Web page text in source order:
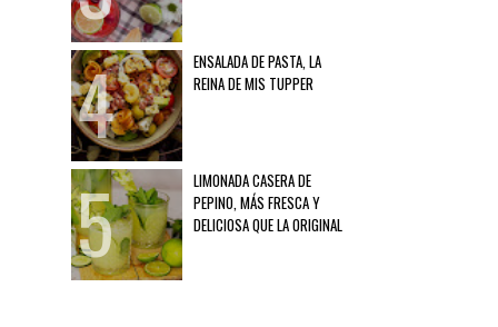
ENSALADA DE PASTA, LA
REINA DE MIS TUPPER
LIMONADA CASERA DE
PEPINO, MÁS FRESCA Y
DELICIOSA QUE LA ORIGINAL